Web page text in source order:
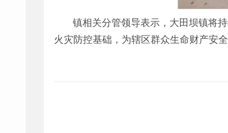
镇相关分管领导表示，大田坝镇将
火灾防控基础，为辖区群众生命财产安